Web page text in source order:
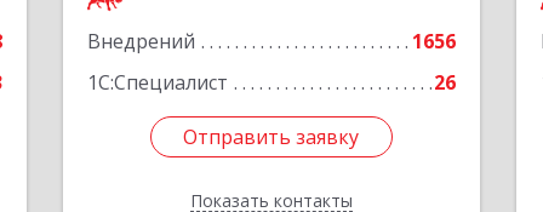
Внедрений
1656
1С:Специалист
26
Отправить заявку
Показать контакты
Кемерово г, Мичурина ул, дом № 13А,
этаж 3, пом.2, оф.301
Отправить заявку